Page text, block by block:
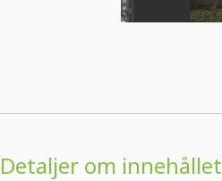
Detaljer om innehållet